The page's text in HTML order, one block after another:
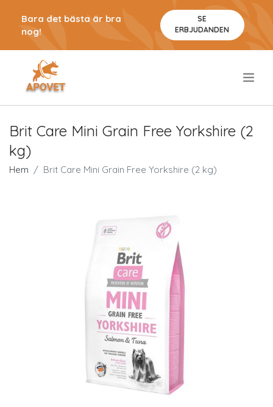
Bara det bästa är bra
nog!
SE
ERBJUDANDEN
Brit Care Mini Grain Free Yorkshire (2
kg)
Hem Brit Care Mini Grain Free Yorkshire (2 kg)